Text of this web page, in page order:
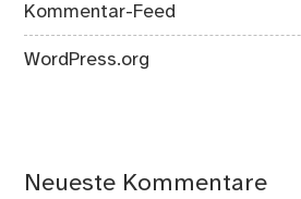
Kommentar-Feed
WordPress.org
Neueste Kommentare